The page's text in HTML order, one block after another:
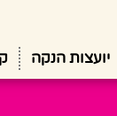
יועצות הנקה